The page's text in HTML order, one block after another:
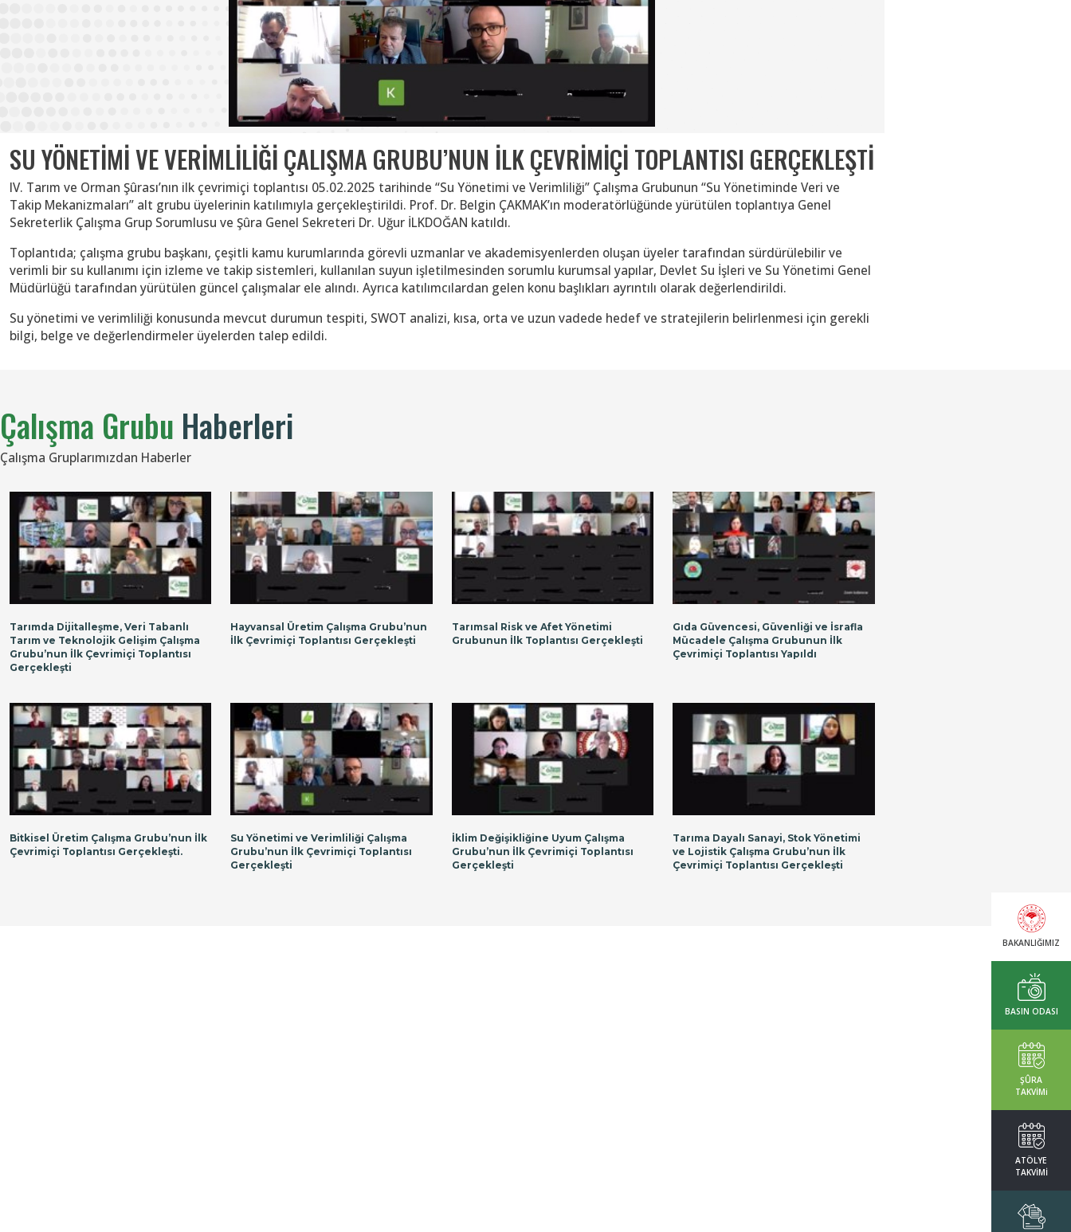
BAKANLIĞIMIZ
BASIN ODASI
ŞÛRA
TAKVİMi
ATÖLYE
TAKVİMİ
SU YÖNETİMİ VE VERİMLİLİĞİ ÇALIŞMA GRUBU’NUN İLK ÇEVRİMİÇİ TOPLANTISI GERÇEKLEŞTİ
IV. Tarım ve Orman Şûrası’nın ilk çevrimiçi toplantısı 05.02.2025 tarihinde “Su Yönetimi ve Verimliliği” Çalışma Grubunun “Su Yönetiminde Veri ve
Takip Mekanizmaları” alt grubu üyelerinin katılımıyla gerçekleştirildi. Prof. Dr. Belgin ÇAKMAK’ın moderatörlüğünde yürütülen toplantıya Genel
Sekreterlik Çalışma Grup Sorumlusu ve Şûra Genel Sekreteri Dr. Uğur İLKDOĞAN katıldı.
Toplantıda; çalışma grubu başkanı, çeşitli kamu kurumlarında görevli uzmanlar ve akademisyenlerden oluşan üyeler tarafından sürdürülebilir ve
verimli bir su kullanımı için izleme ve takip sistemleri, kullanılan suyun işletilmesinden sorumlu kurumsal yapılar, Devlet Su İşleri ve Su Yönetimi Genel
Müdürlüğü tarafından yürütülen güncel çalışmalar ele alındı. Ayrıca katılımcılardan gelen konu başlıkları ayrıntılı olarak değerlendirildi.
Su yönetimi ve verimliliği konusunda mevcut durumun tespiti, SWOT analizi, kısa, orta ve uzun vadede hedef ve stratejilerin belirlenmesi için gerekli
bilgi, belge ve değerlendirmeler üyelerden talep edildi.
Çalışma Grubu Haberleri
Çalışma Gruplarımızdan Haberler
Tarımda Dijitalleşme, Veri Tabanlı
Tarım ve Teknolojik Gelişim Çalışma
Grubu’nun İlk Çevrimiçi Toplantısı
Gerçekleşti
Hayvansal Üretim Çalışma Grubu’nun
İlk Çevrimiçi Toplantısı Gerçekleşti
Tarımsal Risk ve Afet Yönetimi
Grubunun İlk Toplantısı Gerçekleşti
Gıda Güvencesi, Güvenliği ve İsrafla
Mücadele Çalışma Grubunun İlk
Çevrimiçi Toplantısı Yapıldı
Bitkisel Üretim Çalışma Grubu’nun İlk
Çevrimiçi Toplantısı Gerçekleşti.
Su Yönetimi ve Verimliliği Çalışma
Grubu’nun İlk Çevrimiçi Toplantısı
Gerçekleşti
İklim Değişikliğine Uyum Çalışma
Grubu’nun İlk Çevrimiçi Toplantısı
Gerçekleşti
Tarıma Dayalı Sanayi, Stok Yönetimi
ve Lojistik Çalışma Grubu’nun İlk
Çevrimiçi Toplantısı Gerçekleşti